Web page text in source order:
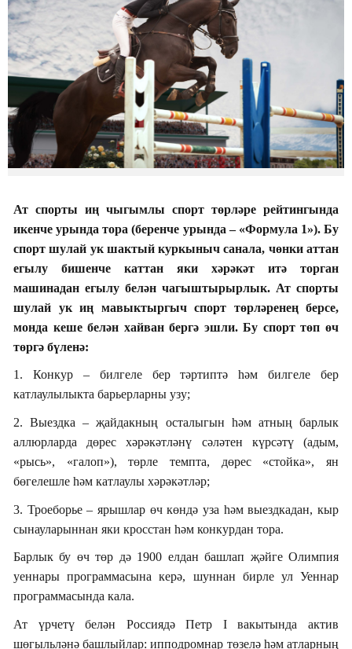
Ат спорты иң чыгымлы спорт төрләре рейтингында
икенче урында тора (беренче урында – «Формула 1»). Бу
спорт шулай ук шактый куркыныч санала, чөнки аттан
егылу бишенче каттан яки хәрәкәт итә торган
машинадан егылу белән чагыштырырлык. Ат спорты
шулай ук иң мавыктыргыч спорт төрләренең берсе,
монда кеше белән хайван бергә эшли. Бу спорт төп өч
төргә бүленә:
1. Конкур – билгеле бер тәртиптә һәм билгеле бер
катлаулылыкта барьерларны узу;
2. Выездка – җайдакның осталыгын һәм атның барлык
аллюрларда дөрес хәрәкәтләнү сәләтен күрсәтү (адым,
«рысь», «галоп»), төрле темпта, дөрес «стойка», ян
бөгелешле һәм катлаулы хәрәкәтләр;
3. Троеборье – ярышлар өч көндә уза һәм выездкадан, кыр
сынауларыннан яки кросстан һәм конкурдан тора.
Барлык бу өч төр дә 1900 елдан башлап җәйге Олимпия
уеннары программасына керә, шуннан бирле ул Уеннар
программасында кала.
Ат үрчетү белән Россиядә Петр I вакытында актив
шөгыльләнә башлыйлар: ипподромнар төзелә һәм атларның